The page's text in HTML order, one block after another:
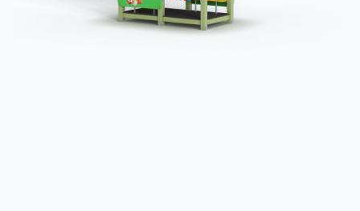
Спорт